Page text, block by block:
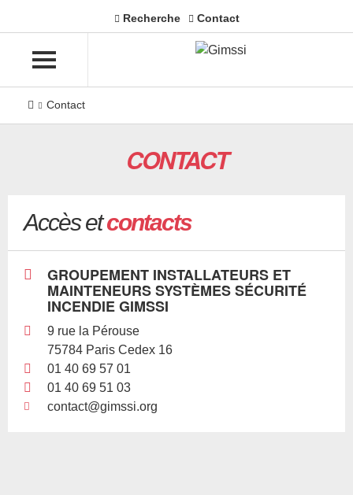
Recherche Contact
Contact
CONTACT
Accès etcontacts
GROUPEMENT INSTALLATEURS ET
MAINTENEURS SYSTÈMES SÉCURITÉ
INCENDIE GIMSSI
9 rue la Pérouse
75784 Paris Cedex 16
01 40 69 57 01
01 40 69 51 03
contact@gimssi.org